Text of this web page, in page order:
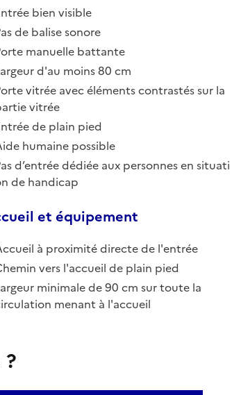
bien visible
de balise sonore
manuelle battante
d'au moins 80 cm
vitrée avec éléments contrastés sur la
vitrée
de plain pied
humaine possible
d’entrée dédiée aux personnes en situati
de handicap
et équipement
à proximité directe de l'entrée
vers l'accueil de plain pied
minimale de 90 cm sur toute la
menant à l'accueil